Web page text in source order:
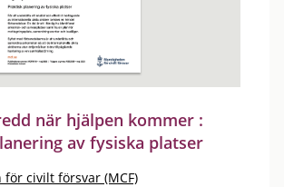
när hjälpen kommer :
av fysiska platser
civilt försvar (MCF)